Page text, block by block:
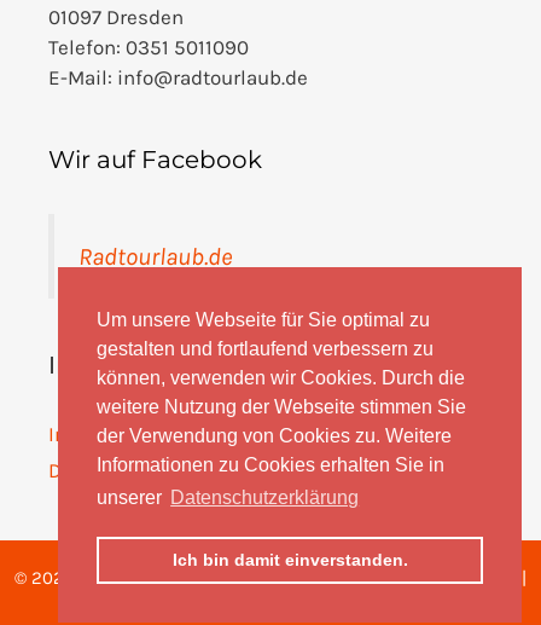
Um unsere Webseite für Sie optimal zu
gestalten und fortlaufend verbessern zu
können, verwenden wir Cookies. Durch die
weitere Nutzung der Webseite stimmen Sie
der Verwendung von Cookies zu. Weitere
Informationen zu Cookies erhalten Sie in
unserer Datenschutzerklärung
Ich bin damit einverstanden.
01097 Dresden
Telefon: 0351 5011090
E-Mail: info@radtourlaub.de
Wir auf Facebook
Radtourlaub.de
Informationen
Impressum
Datenschutz
© 2026 radtourlaub.de ist ein Angebot der FESTUNION GmbH |